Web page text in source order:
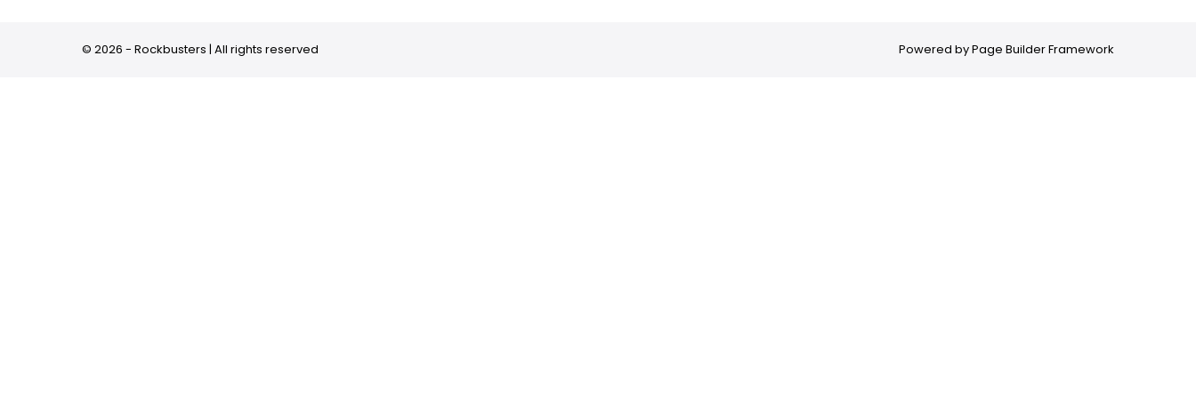
© 2026 - Rockbusters | All rights reserved Powered byPage Builder Framework